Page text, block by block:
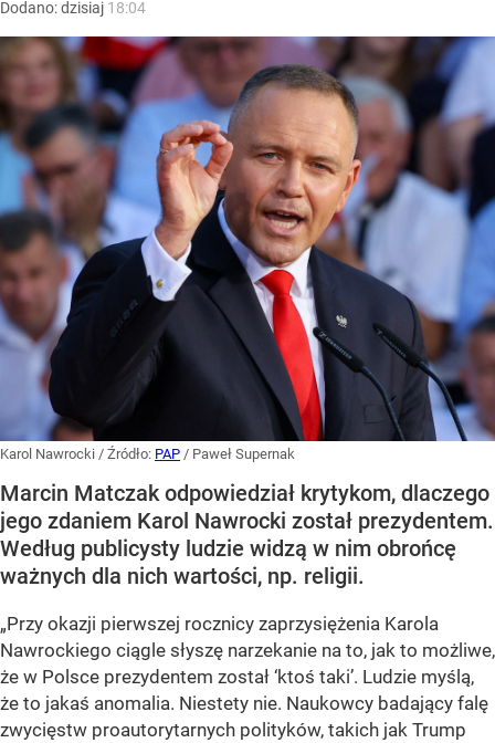
Dodano:dzisiaj 18:04
Karol Nawrocki / Źródło: PAP / Paweł Supernak
Marcin Matczak odpowiedział krytykom, dlaczego
jego zdaniem Karol Nawrocki został prezydentem.
Według publicysty ludzie widzą w nim obrońcę
ważnych dla nich wartości, np. religii.
„Przy okazji pierwszej rocznicy zaprzysiężenia Karola
Nawrockiego ciągle słyszę narzekanie na to, jak to możliwe,
że w Polsce prezydentem został ‘ktoś taki’. Ludzie myślą,
że to jakaś anomalia. Niestety nie. Naukowcy badający falę
zwycięstw proautorytarnych polityków, takich jak Trump